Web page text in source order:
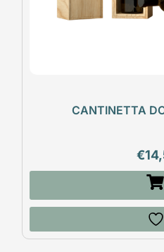
CANTINETTA
€